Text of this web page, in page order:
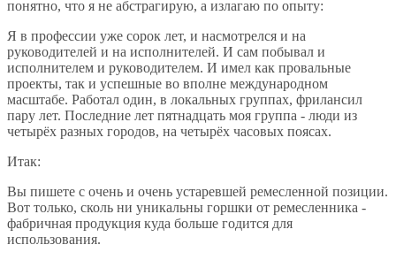
понятно, что я не абстрагирую, а излагаю по опыту:
Я в профессии уже сорок лет, и насмотрелся и на
руководителей и на исполнителей. И сам побывал и
исполнителем и руководителем. И имел как провальные
проекты, так и успешные во вполне международном
масштабе. Работал один, в локальных группах, фрилансил
пару лет. Последние лет пятнадцать моя группа - люди из
четырёх разных городов, на четырёх часовых поясах.
Итак:
Вы пишете с очень и очень устаревшей ремесленной позиции.
Вот только, сколь ни уникальны горшки от ремесленника -
фабричная продукция куда больше годится для
использования.